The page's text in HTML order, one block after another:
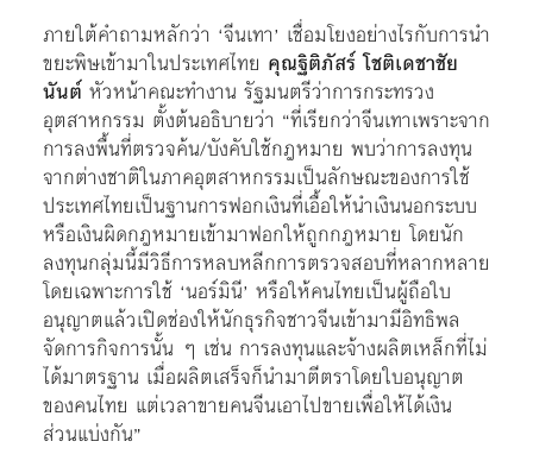
ภายใต้คำถามหลักว่า ‘จีนเทา’ เชื่อมโยงอย่างไรกับการนำ
ขยะพิษเข้ามาในประเทศไทย คุณฐิติภัสร์ โชติเดชาชัย
นันต์ หัวหน้าคณะทำงาน รัฐมนตรีว่าการกระทรวง
อุตสาหกรรม ตั้งต้นอธิบายว่า “ที่เรียกว่าจีนเทาเพราะจาก
การลงพื้นที่ตรวจค้น/บังคับใช้กฎหมาย พบว่าการลงทุน
จากต่างชาติในภาคอุตสาหกรรมเป็นลักษณะของการใช้
ประเทศไทยเป็นฐานการฟอกเงินที่เอื้อให้นำเงินนอกระบบ
หรือเงินผิดกฎหมายเข้ามาฟอกให้ถูกกฎหมาย โดยนัก
ลงทุนกลุ่มนี้มีวิธีการหลบหลีกการตรวจสอบที่หลากหลาย
โดยเฉพาะการใช้ ‘นอร์มินี’ หรือให้คนไทยเป็นผู้ถือใบ
อนุญาตแล้วเปิดช่องให้นักธุรกิจชาวจีนเข้ามามีอิทธิพล
จัดการกิจการนั้น ๆ เช่น การลงทุนและจ้างผลิตเหล็กที่ไม่
ได้มาตรฐาน เมื่อผลิตเสร็จก็นำมาตีตราโดยใบอนุญาต
ของคนไทย แต่เวลาขายคนจีนเอาไปขายเพื่อให้ได้เงิน
ส่วนแบ่งกัน”